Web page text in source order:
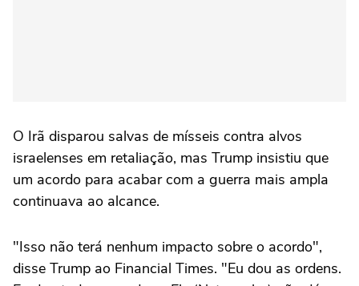
O Irã disparou salvas de ‌mísseis contra alvos
israelenses em retaliação, mas Trump insistiu que
⁠um acordo para acabar com a guerra mais ⁠ampla
continuava ao alcance.
"Isso não terá nenhum impacto sobre o acordo",
disse Trump ao Financial Times. "Eu dou as ordens.